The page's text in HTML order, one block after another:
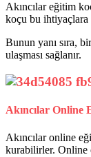
Akıncılar eğitim
koçu bu
Bunun yanı sıra,
ulaşması sağlanır.
Akıncılar Online
Akıncılar online
kurabilirler. Online